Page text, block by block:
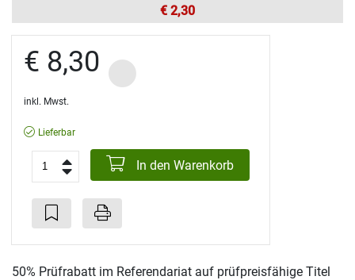
€ 2,30
€ 8,30
inkl. Mwst.
Lieferbar
In den Warenkorb
50% Prüfrabatt im Referendariat auf prüfpreisfähige Titel